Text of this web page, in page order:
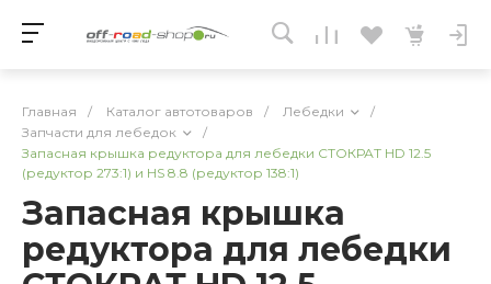
Главная / Каталог автотоваров / Лебедки
/
Запчасти для лебедок
/
Запасная крышка редуктора для лебедки СТОКРАТ HD 12.5
(редуктор 273:1) и HS 8.8 (редуктор 138:1)
Запасная крышка
редуктора для лебедки